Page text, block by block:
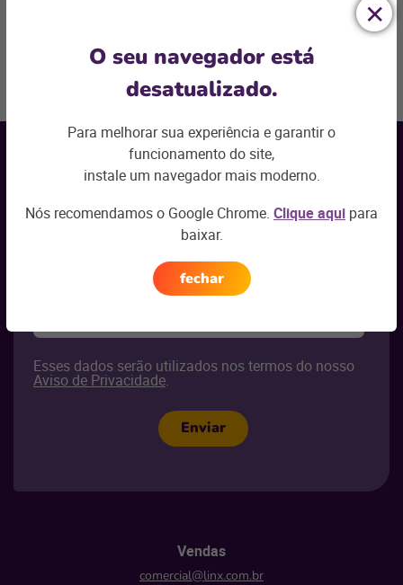
O seu navegador está
desatualizado.
Para melhorar sua experiência e garantir o
funcionamento do site,
instale um navegador mais moderno.
Nós recomendamos o Google Chrome. Clique aqui para
baixar.
fechar
Voltar ao topo
Receba nossas
novidades por e-mail
Seu nome*
Esses dados serão utilizados nos termos do nosso
Aviso de Privacidade.
Enviar
Vendas
comercial@linx.com.br